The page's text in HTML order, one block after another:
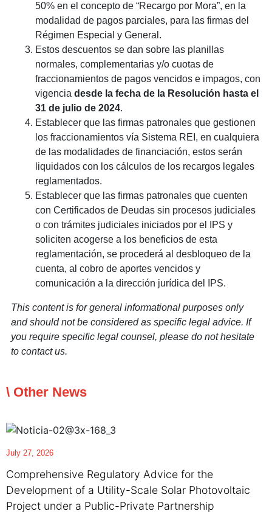
50% en el concepto de “Recargo por Mora”, en la
modalidad de pagos parciales, para las firmas del
Régimen Especial y General.
Estos descuentos se dan sobre las planillas
normales, complementarias y/o cuotas de
fraccionamientos de pagos vencidos e impagos, con
vigencia desde la fecha de la Resolución hasta el
31 de julio de 2024.
Establecer que las firmas patronales que gestionen
los fraccionamientos vía Sistema REI, en cualquiera
de las modalidades de financiación, estos serán
liquidados con los cálculos de los recargos legales
reglamentados.
Establecer que las firmas patronales que cuenten
con Certificados de Deudas sin procesos judiciales
o con trámites judiciales iniciados por el IPS y
soliciten acogerse a los beneficios de esta
reglamentación, se procederá al desbloqueo de la
cuenta, al cobro de aportes vencidos y
comunicación a la dirección jurídica del IPS.
This content is for general informational purposes only
and should not be considered as specific legal advice. If
you require specific legal counsel, please do not hesitate
to contact us.
\ Other News
July 27, 2026
Comprehensive Regulatory Advice for the
Development of a Utility-Scale Solar Photovoltaic
Project under a Public-Private Partnership